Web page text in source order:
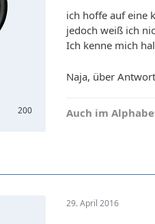
200
ich hoffe auf eine
jedoch weiß ich
Ich kenne mich
Naja, über
Auch im
29. April 2016